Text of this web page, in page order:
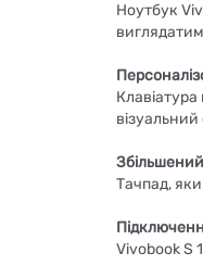
Ноутбук
Тачпад,
Vivobook S